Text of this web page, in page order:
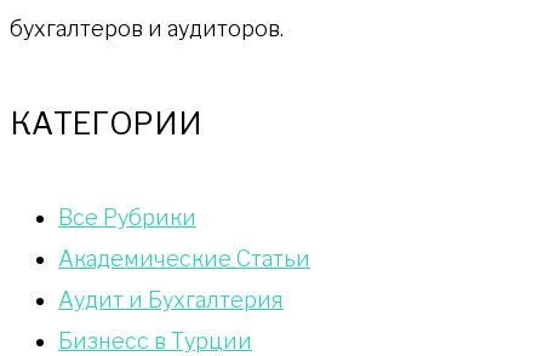
бухгалтеров и аудиторов.
КАТЕГОРИИ
Bce Pyбрики
Академические Статьи
Аудит и Бухгалтерия
Бизнесс в Турции